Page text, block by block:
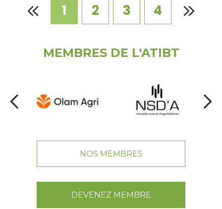
1 2 3 4
MEMBRES DE L'ATIBT
NOS MEMBRES
DEVENEZ MEMBRE